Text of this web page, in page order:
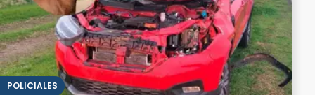
POLICIALES